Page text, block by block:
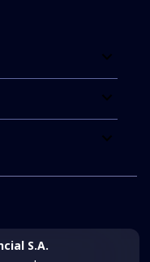
S.A.